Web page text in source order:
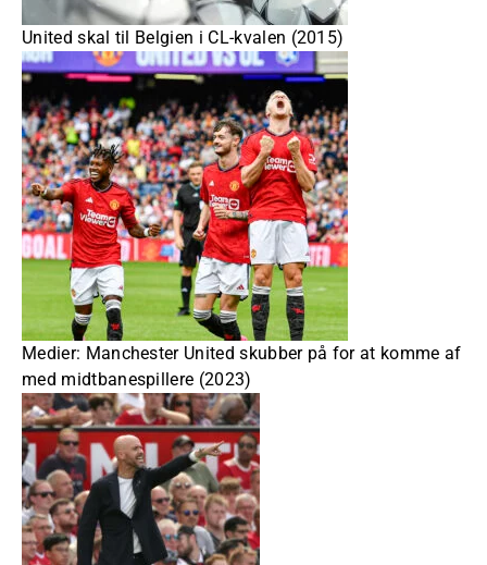
United skal til Belgien i CL-kvalen (2015)
Medier: Manchester United skubber på for at komme af
med midtbanespillere (2023)